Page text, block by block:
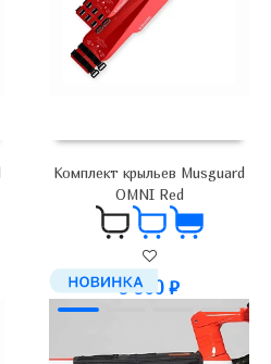
Комплект крыльев Musguard
OMNI Red
5 900₽